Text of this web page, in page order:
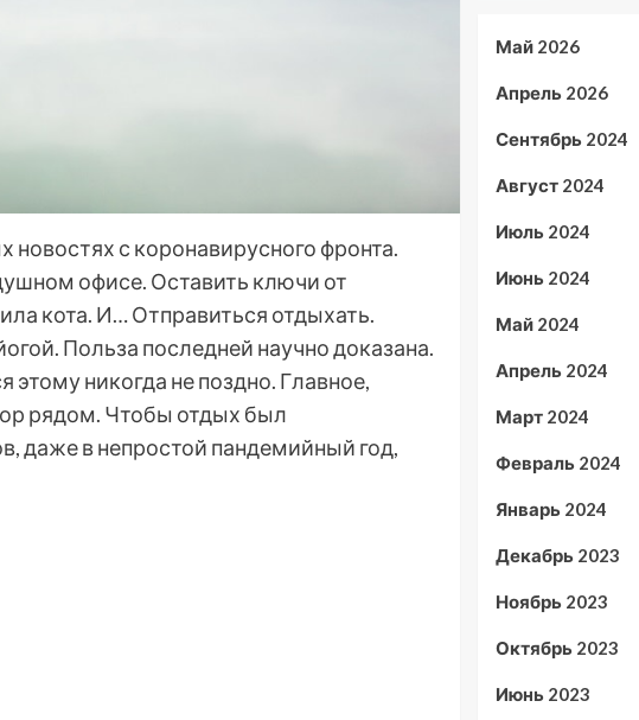
новостях с коронавирусного фронта.
офисе. Оставить ключи от
кота. И… Отправиться отдыхать.
Польза последней научно доказана.
никогда не поздно. Главное,
рядом. Чтобы отдых был
даже в непростой пандемийный год,
Май 2026
Апрель 2026
Сентябрь 2024
Август 2024
Июль 2024
Июнь 2024
Май 2024
Апрель 2024
Март 2024
Февраль 2024
Январь 2024
Декабрь 2023
Ноябрь 2023
Октябрь 2023
Июнь 2023